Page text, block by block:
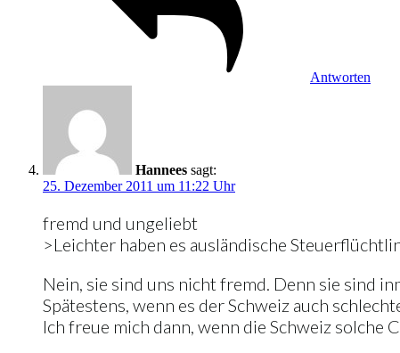
Antworten
Hannees sagt:
25. Dezember 2011 um 11:22 Uhr
fremd und ungeliebt
>Leichter haben es ausländische
Nein, sie sind uns nicht fremd. Denn sie sind
Spätestens, wenn es der Schweiz auch
Ich freue mich dann, wenn die Schweiz solche